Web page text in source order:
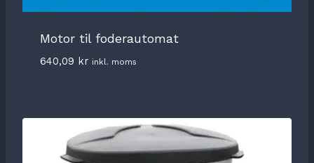
Motor til foderautomat
640,09 kr inkl. moms